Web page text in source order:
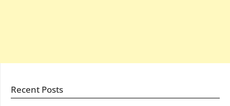
Recent Posts